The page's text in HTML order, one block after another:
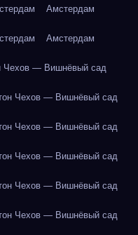
Амстердам
Амстердам
Чехов — Вишнёвый сад
Чехов — Вишнёвый сад
Чехов — Вишнёвый сад
Чехов — Вишнёвый сад
Чехов — Вишнёвый сад
Чехов — Вишнёвый сад